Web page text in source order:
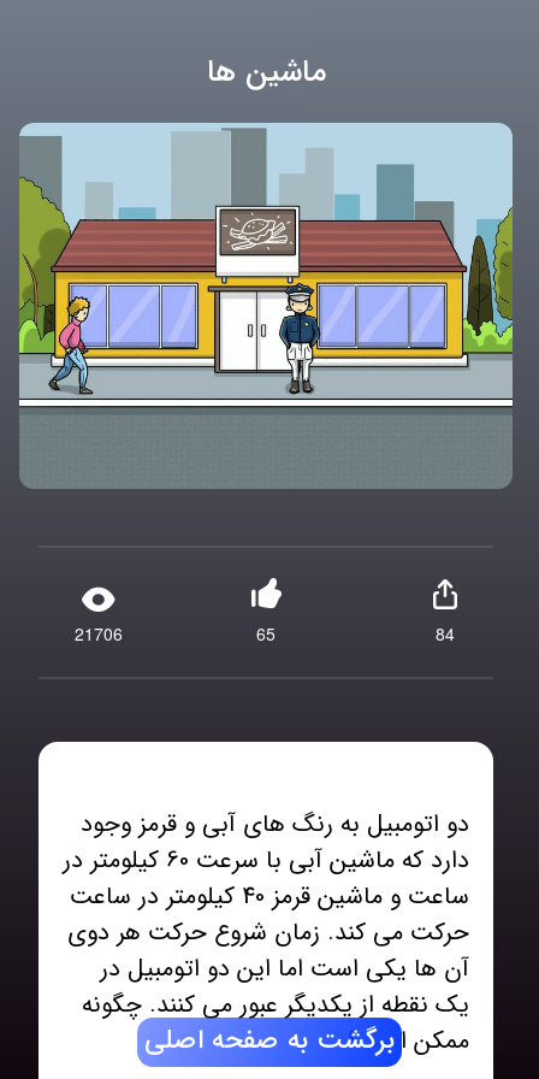
ماشین ها
21706 65 84
دو اتومبیل به رنگ های آبی و قرمز وجود
دارد که ماشین آبی با سرعت 60 کیلومتر در
ساعت و ماشین قرمز 40 کیلومتر در ساعت
حرکت می کند. زمان شروع حرکت هر دوی
آن ها یکی است اما این دو اتومبیل در
یک نقطه از یکدیگر عبور می کنند. چگونه
ممکن است؟برگشت به صفحه اصلی